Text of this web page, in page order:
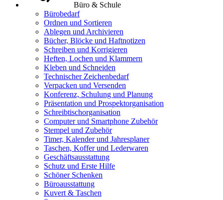
Büro & Schule
Bürobedarf
Ordnen und Sortieren
Ablegen und Archivieren
Bücher, Blöcke und Haftnotizen
Schreiben und Korrigieren
Heften, Lochen und Klammern
Kleben und Schneiden
Technischer Zeichenbedarf
Verpacken und Versenden
Konferenz, Schulung und Planung
Präsentation und Prospektorganisation
Schreibtischorganisation
Computer und Smartphone Zubehör
Stempel und Zubehör
Timer, Kalender und Jahresplaner
Taschen, Koffer und Lederwaren
Geschäftsausstattung
Schutz und Erste Hilfe
Schöner Schenken
Büroausstattung
Kuvert & Taschen